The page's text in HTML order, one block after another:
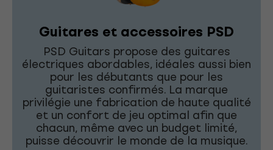
Guitares et accessoires PSD
PSD Guitars propose des guitares
électriques abordables, idéales aussi bien
pour les débutants que pour les
guitaristes confirmés. La marque
privilégie une fabrication de haute qualité
et un confort de jeu optimal afin que
chacun, même avec un budget limité,
puisse découvrir le monde de la musique.